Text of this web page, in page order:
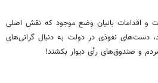
و اقدامات بانیان وضع موجود که نقش اصلی
دست‌های نفوذی در دولت به دنبال گرانی‌های
و صندوق‌های رأی دیوار بکشند!